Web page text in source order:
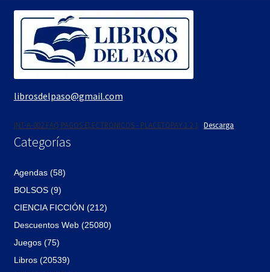
librosdelpaso@gmail.com
INT-A-002 FAQ PAGOS ELECTRÓNICOS - PLACETOPAY 1 2 1 Descarga
Categorías
Agendas (58)
BOLSOS (9)
CIENCIA FICCIÓN (212)
Descuentos Web (25080)
Juegos (75)
Libros (20539)